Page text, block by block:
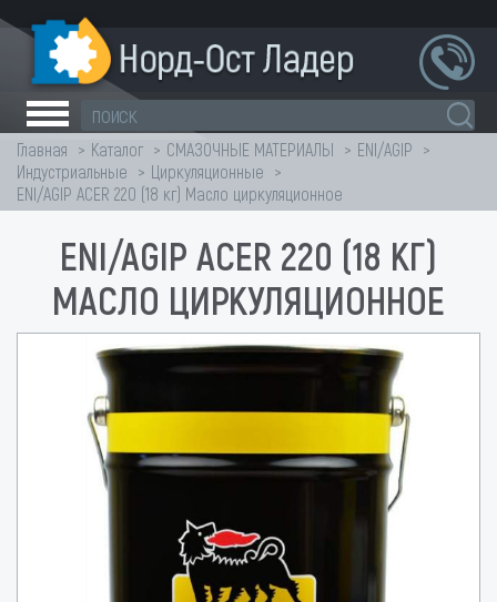
Главная Каталог СМАЗОЧНЫЕ МАТЕРИАЛЫ
ENI/AGIP
Индустриальные
Циркуляционные
ENI/AGIP ACER 220 (18 кг) Масло циркуляционное
ENI/AGIP ACER 220 (18 КГ)
МАСЛО ЦИРКУЛЯЦИОННОЕ